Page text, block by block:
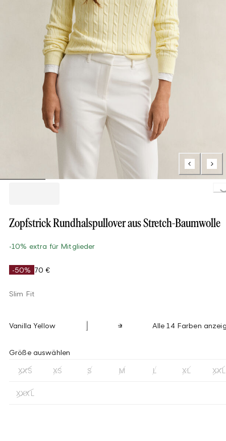
Loading...
Zopfstrick Rundhalspullover aus Stretch-Baumwolle
-10% extra für Mitglieder
-50% 70 €
Slim Fit
Vanilla Yellow Alle 14 Farben
Größe auswählen
XXS XS S M L XL XXL
XXXL